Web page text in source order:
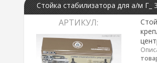
Стойка стабилизатора для а/м Г_
АРТИКУЛ: